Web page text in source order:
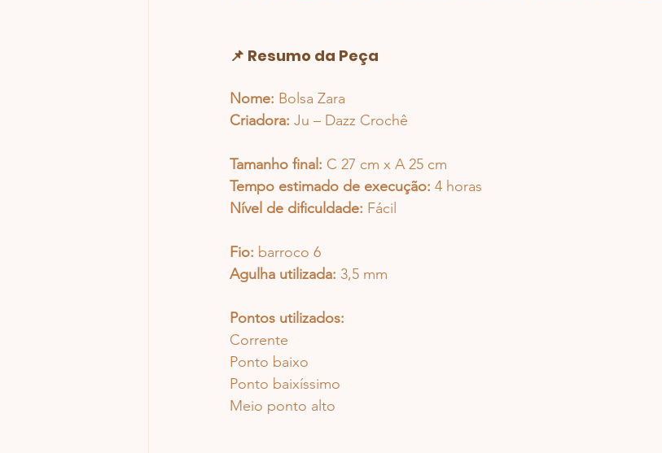
📌 Resumo da Peça
Nome: Bolsa Zara
Criadora: Ju – Dazz Crochê
Tamanho final: C 27 cm x A 25 cm
Tempo estimado de execução: 4 horas
Nível de dificuldade: Fácil
Fio: barroco 6
Agulha utilizada: 3,5 mm
Pontos utilizados:
Corrente
Ponto baixo
Ponto baixíssimo
Meio ponto alto